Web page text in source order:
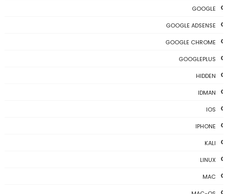
GOOGLE
GOOGLE ADSENSE
GOOGLE CHROME
GOOGLEPLUS
HIDDEN
IDMAN
IOS
IPHONE
KALI
LINUX
MAC